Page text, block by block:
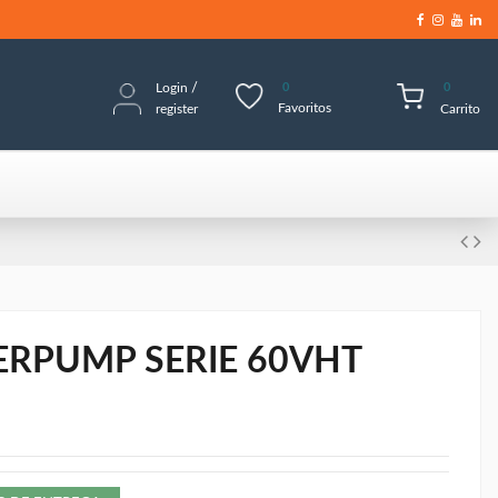
Login /
register
0
Favoritos
0
Carrito
SERIE 60VHT